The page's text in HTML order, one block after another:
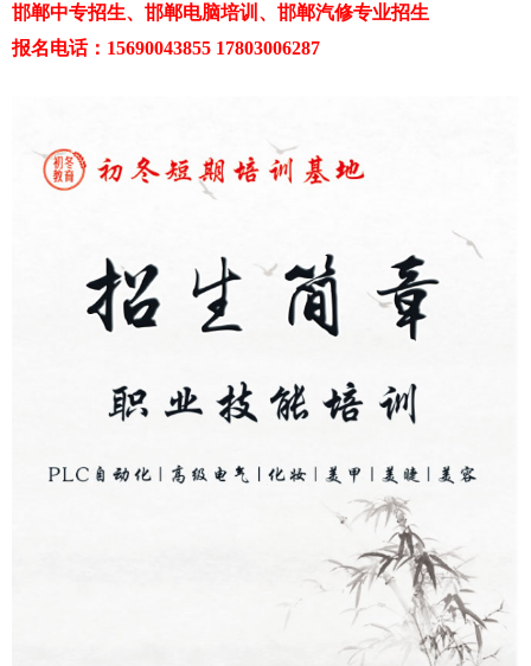
邯郸中专招生、邯郸电脑培训、邯郸汽修专业招生
报名电话：15690043855 17803006287